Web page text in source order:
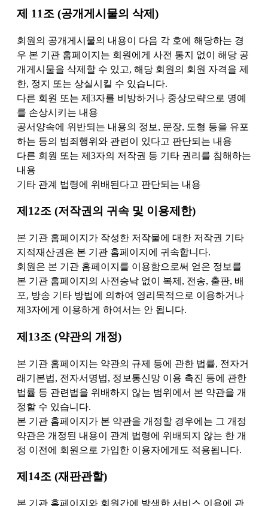
제 11조 (공개게시물의 삭제)
회원의 공개게시물의 내용이 다음 각 호에 해당하는 경
우 본 기관 홈페이지는 회원에게 사전 통지 없이 해당 공
개게시물을 삭제할 수 있고, 해당 회원의 회원 자격을 제
한, 정지 또는 상실시킬 수 있습니다.
다른 회원 또는 제3자를 비방하거나 중상모략으로 명예
를 손상시키는 내용
공서양속에 위반되는 내용의 정보, 문장, 도형 등을 유포
하는 등의 범죄행위와 관련이 있다고 판단되는 내용
다른 회원 또는 제3자의 저작권 등 기타 권리를 침해하는
내용
기타 관계 법령에 위배된다고 판단되는 내용
제12조 (저작권의 귀속 및 이용제한)
본 기관 홈페이지가 작성한 저작물에 대한 저작권 기타
지적재산권은 본 기관 홈페이지에 귀속합니다.
회원은 본 기관 홈페이지를 이용함으로써 얻은 정보를
본 기관 홈페이지의 사전승낙 없이 복제, 전송, 출판, 배
포, 방송 기타 방법에 의하여 영리목적으로 이용하거나
제3자에게 이용하게 하여서는 안 됩니다.
제13조 (약관의 개정)
본 기관 홈페이지는 약관의 규제 등에 관한 법률, 전자거
래기본법, 전자서명법, 정보통신망 이용 촉진 등에 관한
법률 등 관련법을 위배하지 않는 범위에서 본 약관을 개
정할 수 있습니다.
본 기관 홈페이지가 본 약관을 개정할 경우에는 그 개정
약관은 개정된 내용이 관계 법령에 위배되지 않는 한 개
정 이전에 회원으로 가입한 이용자에게도 적용됩니다.
제14조 (재판관할)
본 기관 홈페이지와 회원간에 발생한 서비스 이용에 관